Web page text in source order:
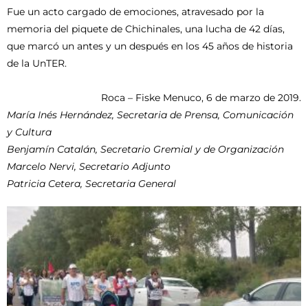
Fue un acto cargado de emociones, atravesado por la
memoria del piquete de Chichinales, una lucha de 42 días,
que marcó un antes y un después en los 45 años de historia
de la UnTER.
Roca – Fiske Menuco, 6 de marzo de 2019.
María Inés Hernández, Secretaria de Prensa, Comunicación
y Cultura
Benjamín Catalán, Secretario Gremial y de Organización
Marcelo Nervi, Secretario Adjunto
Patricia Cetera, Secretaria General